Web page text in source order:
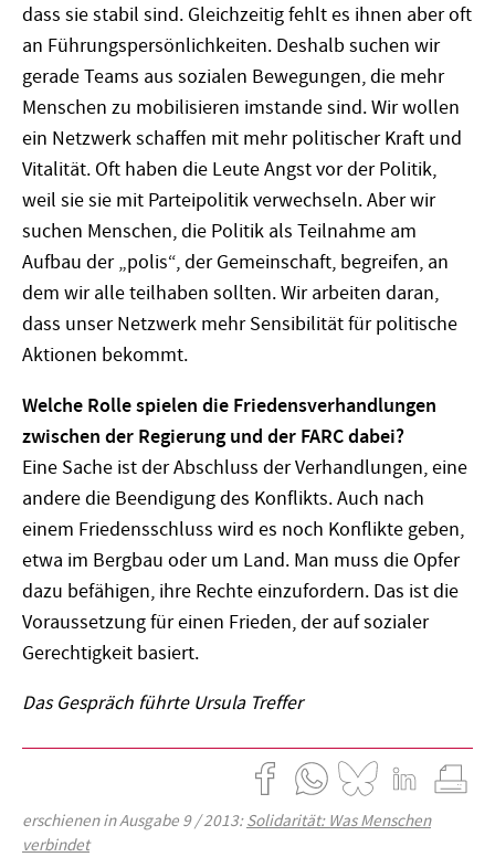
dass sie stabil sind. Gleichzeitig fehlt es ihnen aber oft
an Führungspersönlichkeiten. Deshalb suchen wir
gerade Teams aus sozialen Bewegungen, die mehr
Menschen zu mobilisieren imstande sind. Wir wollen
ein Netzwerk schaffen mit mehr politischer Kraft und
Vitalität. Oft haben die Leute Angst vor der Politik,
weil sie sie mit Parteipolitik verwechseln. Aber wir
suchen Menschen, die Politik als Teilnahme am
Aufbau der „polis“, der Gemeinschaft, begreifen, an
dem wir alle teilhaben sollten. Wir arbeiten daran,
dass unser Netzwerk mehr Sensibilität für politische
Aktionen bekommt.
Welche Rolle spielen die Friedensverhandlungen
zwischen der Regierung und der FARC dabei?
Eine Sache ist der Abschluss der Verhandlungen, eine
andere die Beendigung des Konflikts. Auch nach
einem Friedensschluss wird es noch Konflikte geben,
etwa im Bergbau oder um Land. Man muss die Opfer
dazu befähigen, ihre Rechte einzufordern. Das ist die
Voraussetzung für einen Frieden, der auf sozialer
Gerechtigkeit basiert.
Das Gespräch führte Ursula Treffer
erschienen in Ausgabe 9 / 2013:Solidarität: Was Menschen
verbindet